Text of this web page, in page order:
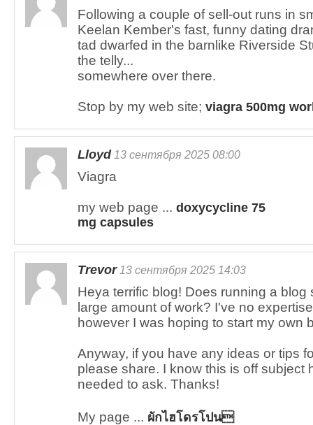
Following a couple of sell-out runs in
Keelan Kember's fast, funny dating
tad dwarfed in the barnlike Riverside
the telly...
somewhere over there.
Stop by my web site; viagra 500mg
Lloyd13 сентября 2025 08:00
Viagra
my web page ... doxycycline 75
mg capsules
Trevor13 сентября 2025 14:03
Heya terrific blog! Does running a blog
large amount of work? I've no
however I was hoping to start my own
Anyway, if you have any ideas or tips
please share. I know this is off subject
needed to ask. Thanks!
My page ... ผักไฮโดรโปน